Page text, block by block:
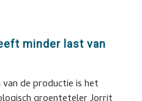
minder last van
de productie is het